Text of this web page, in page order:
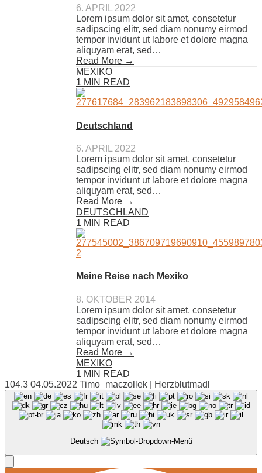
6. APRIL 2022
Lorem ipsum dolor sit amet, consetetur
sadipscing elitr, sed diam nonumy eirmod
tempor invidunt ut labore et dolore magna
aliquyam erat, sed…
Read More →
MEXIKO
1 MIN READ
Deutschland
6. APRIL 2022
Lorem ipsum dolor sit amet, consetetur
sadipscing elitr, sed diam nonumy eirmod
tempor invidunt ut labore et dolore magna
aliquyam erat, sed…
Read More →
DEUTSCHLAND
1 MIN READ
Meine Reise nach Mexiko
8. OKTOBER 2014
Lorem ipsum dolor sit amet, consetetur
sadipscing elitr, sed diam nonumy eirmod
tempor invidunt ut labore et dolore magna
aliquyam erat, sed…
Read More →
MEXIKO
1 MIN READ
104.3 04.05.2022 Timo_maczollek | Herzblutmadl
Deutsch